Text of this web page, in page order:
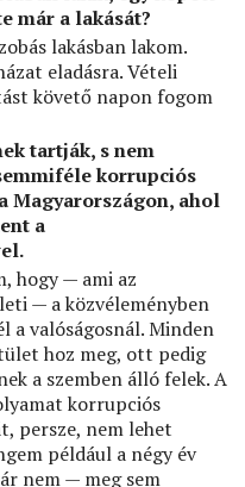
már a lakását?
lakásban lakom.
eladásra. Vételi
követő napon fogom
tartják, s nem
korrupciós
Magyarországon, ahol
a
hogy — ami az
— a közvéleményben
a valóságosnál. Minden
hoz meg, ott pedig
a szemben álló felek. A
korrupciós
persze, nem lehet
például a négy év
nem — meg sem